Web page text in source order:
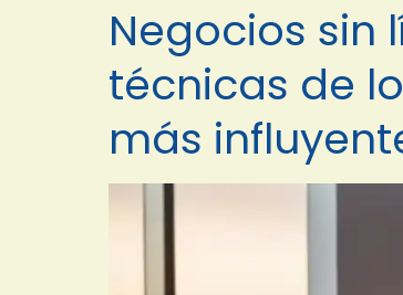
Negocios sin
técnicas de
más